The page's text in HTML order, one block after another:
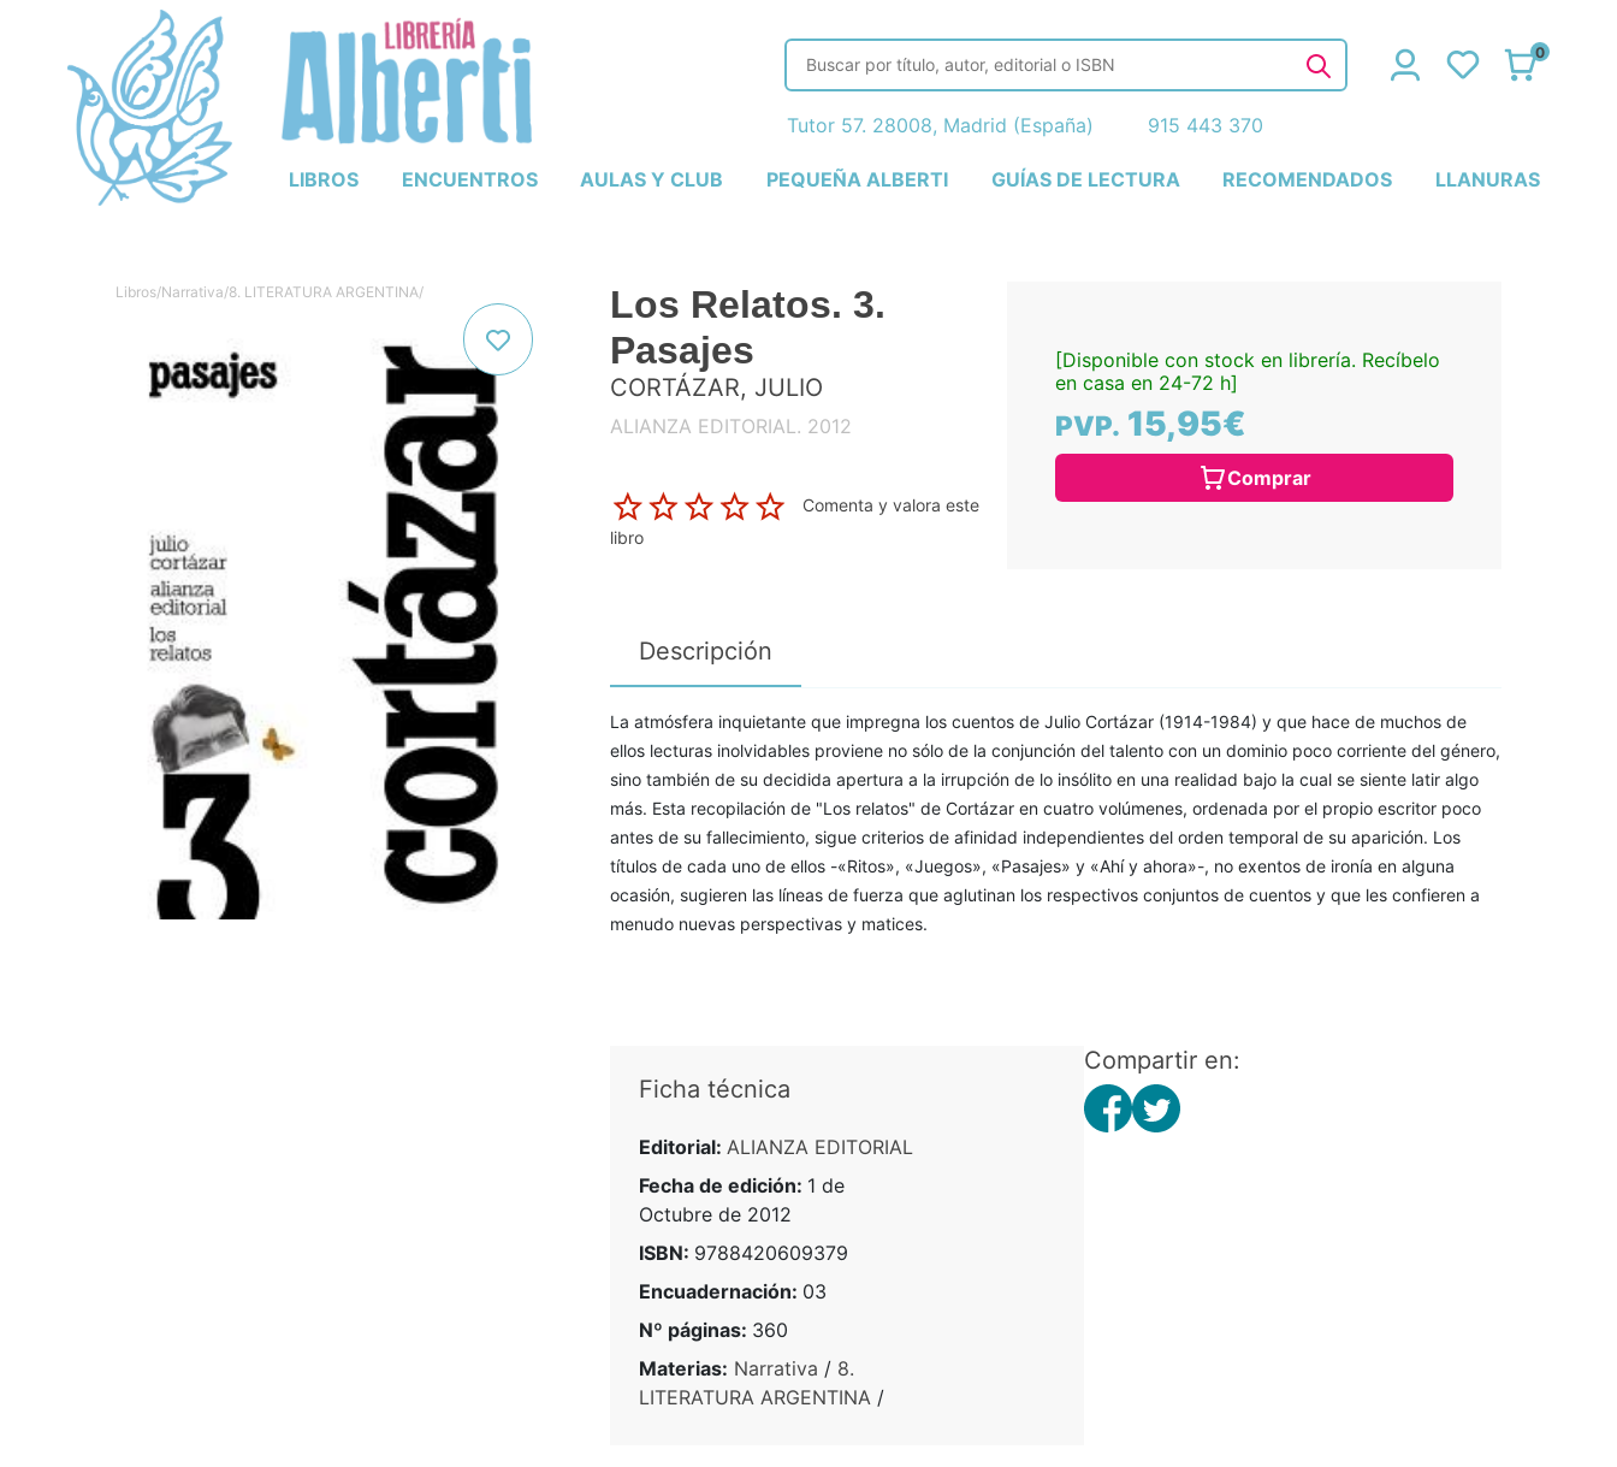
LIBROS ENCUENTROS AULAS Y CLUB PEQUEÑA ALBERTI GUÍAS DE LECTURA RECOMENDADOS LLANURAS
0
Tutor 57. 28008, Madrid (España) 915 443 370
Libros/Narrativa/8. LITERATURA ARGENTINA/
Los Relatos. 3.
Pasajes
CORTÁZAR, JULIO
ALIANZA EDITORIAL. 2012
Comenta y valora este
libro
[Disponible con stock en librería. Recíbelo
en casa en 24-72 h]
PVP. 15,95€
Comprar
Descripción
La atmósfera inquietante que impregna los cuentos de Julio Cortázar (1914-1984) y que hace de muchos de
ellos lecturas inolvidables proviene no sólo de la conjunción del talento con un dominio poco corriente del género,
sino también de su decidida apertura a la irrupción de lo insólito en una realidad bajo la cual se siente latir algo
más. Esta recopilación de "Los relatos" de Cortázar en cuatro volúmenes, ordenada por el propio escritor poco
antes de su fallecimiento, sigue criterios de afinidad independientes del orden temporal de su aparición. Los
títulos de cada uno de ellos -«Ritos», «Juegos», «Pasajes» y «Ahí y ahora»-, no exentos de ironía en alguna
ocasión, sugieren las líneas de fuerza que aglutinan los respectivos conjuntos de cuentos y que les confieren a
menudo nuevas perspectivas y matices.
Ficha técnica
Editorial: ALIANZA EDITORIAL
Fecha de edición: 1 de
Octubre de 2012
ISBN: 9788420609379
Encuadernación: 03
Nº páginas: 360
Materias: Narrativa / 8.
LITERATURA ARGENTINA /
Compartir en: